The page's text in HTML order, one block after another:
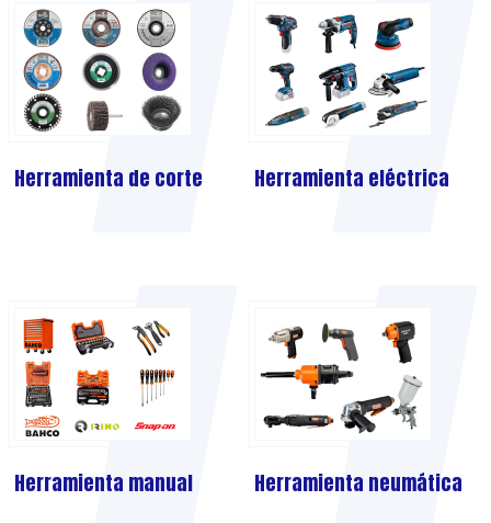
Herramienta de corte Herramienta eléctrica
Herramienta manual Herramienta neumática